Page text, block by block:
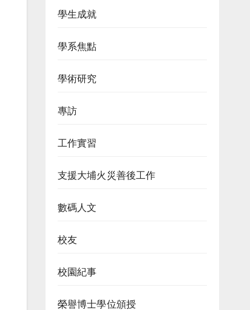
學生成就
學系焦點
學術研究
專訪
工作實習
支援大埔火災善後工作
數碼人文
校友
校園紀事
榮譽博士學位頒授